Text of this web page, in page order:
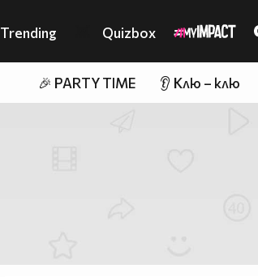
Trending Quizbox
🎉 PARTY TIME 👂 Клю – клю